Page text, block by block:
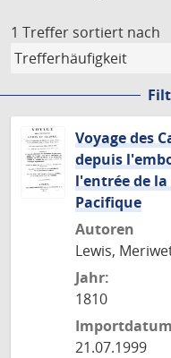
1 Treffer sortiert nach
Voyage des
depuis
l'entrée de
Pacifique
Autoren
Lewis,
Jahr:
1810
21.07.1999